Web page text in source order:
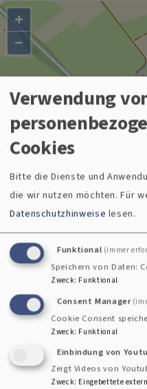
Nikolauskirche und
+
−
Bildrechte
Verwendung
Cookies
Bitte die Dienste und
die wir nutzen möchten.Für
Datenschutzhinweise lesen.
Funktional (immer
Speichern von Daten:
Zweck: Funktional
Consent Manager
Cookie Consent
Zweck: Funktional
Einbindung von
Zeigt Videos von
Zweck: Eingebettete